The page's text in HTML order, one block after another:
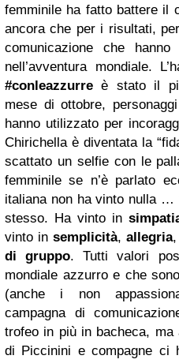
femminile ha fatto battere il
ancora che per i risultati,
comunicazione che
nell’avventura mondiale.
#conleazzurre è stato il
mese di ottobre,
hanno utilizzato per
Chirichella è diventata la
scattato un selfie con le
femminile se n’è parlato
italiana non ha vinto nulla …
stesso. Ha vinto in
vinto in semplicità, allegria,
di gruppo. Tutti valori
mondiale azzurro e che
(anche i non
campagna di
trofeo in più in bacheca,
di Piccinini e compagne ci